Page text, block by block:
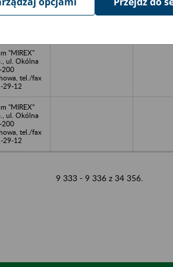
ul. Okólna
200
"MIREX"
ul. Okólna
200
tel./fax
29-12
"MIREX"
ul. Okólna
200
tel./fax
29-12
9 333 - 9 336 z 34 356.